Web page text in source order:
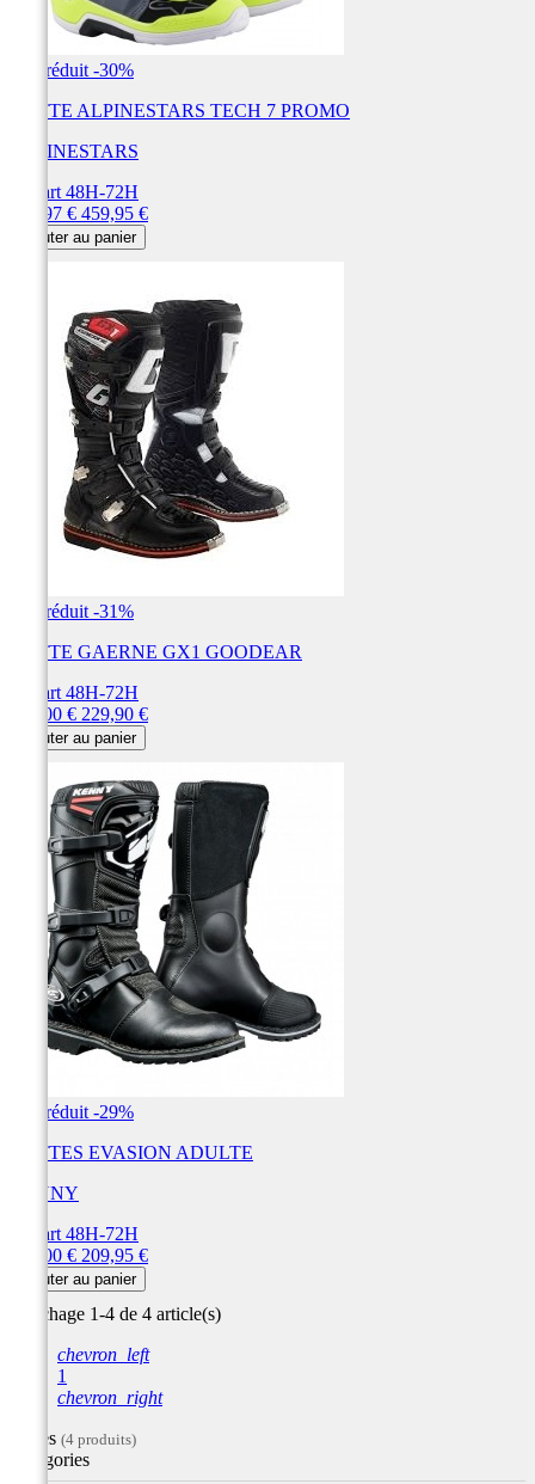
Prix réduit -30%
BOTTE ALPINESTARS TECH 7 PROMO
ALPINESTARS
Départ 48H-72H
321,97 € Prix
de
base
459,95 €
Ajouter au panier
Prix réduit -31%
BOTTE GAERNE GX1 GOODEAR
Départ 48H-72H
159,00 € Prix
de
base
229,90 €
Ajouter au panier
Prix réduit -29%
BOTTES EVASION ADULTE
KENNY
Départ 48H-72H
149,00 € Prix
de
base
209,95 €
Ajouter au panier
Affichage 1-4 de 4 article(s)
chevron_left
1
chevron_right
Filtres (4 produits)
Catégories